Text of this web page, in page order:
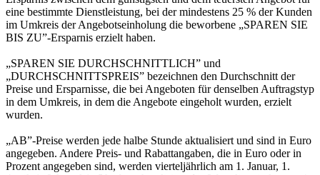
eine bestimmte Dienstleistung, bei der mindestens 25 % der Kunden
im Umkreis der Angebotseinholung die beworbene „SPAREN SIE
BIS ZU”-Ersparnis erzielt haben.
„SPAREN SIE DURCHSCHNITTLICH” und
„DURCHSCHNITTSPREIS” bezeichnen den Durchschnitt der
Preise und Ersparnisse, die bei Angeboten für denselben Auftragstyp
in dem Umkreis, in dem die Angebote eingeholt wurden, erzielt
wurden.
„AB”-Preise werden jede halbe Stunde aktualisiert und sind in Euro
angegeben. Andere Preis- und Rabattangaben, die in Euro oder in
Prozent angegeben sind, werden vierteljährlich am 1. Januar, 1.